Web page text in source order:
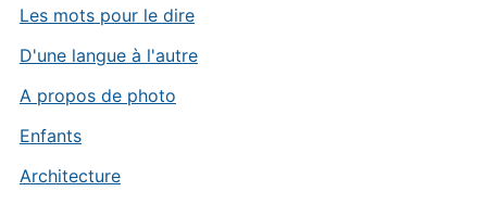
Les mots pour le dire
D'une langue à l'autre
A propos de photo
Enfants
Architecture